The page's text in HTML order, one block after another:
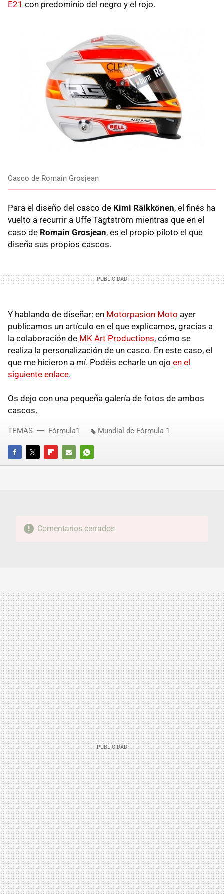
E21 con predominio del negro y el rojo.
Casco de Romain Grosjean
Para el diseño del casco de Kimi Räikkönen, el finés ha
vuelto a recurrir a Uffe Tägtström mientras que en el
caso de Romain Grosjean, es el propio piloto el que
diseña sus propios cascos.
Y hablando de diseñar: en Motorpasion Moto ayer
publicamos un artículo en el que explicamos, gracias a
la colaboración de MK Art Productions, cómo se
realiza la personalización de un casco. En este caso, el
que me hicieron a mí. Podéis echarle un ojo en el
siguiente enlace.
Os dejo con una pequeña galería de fotos de ambos
cascos.
FACEBOOKTWITTERFLIPBOARD
E-
WHATSAPP
TEMAS Fórmula1 Mundial de Fórmula 1
Comentarios cerrados